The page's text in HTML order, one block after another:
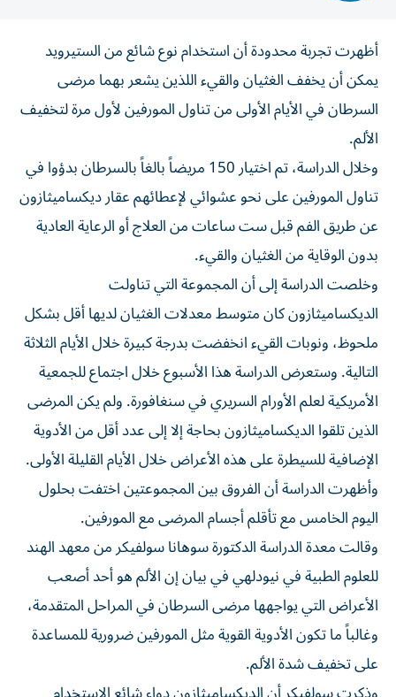
أظهرت تجربة محدودة أن استخدام نوع شائع من الستيرويد
يمكن أن يخفف الغثيان والقيء ‌اللذين يشعر بهما مرضى
السرطان في الأيام الأولى من ​تناول ⁠المورفين لأول مرة لتخفيف
الألم.
وخلال الدراسة، ‌تم اختيار 150 ‌مريضاً بالغاً بالسرطان بدؤوا في
تناول المورفين على نحو عشوائي لإعطائهم عقار ديكساميثازون
عن طريق الفم قبل ‌ست ساعات من العلاج أو الرعاية العادية
بدون ⁠الوقاية من الغثيان والقيء.
وخلصت الدراسة إلى أن المجموعة التي تناولت
الديكساميثازون كان متوسط معدلات الغثيان لديها أقل بشكل
ملحوظ، ونوبات القيء انخفضت بدرجة كبيرة خلال الأيام الثلاثة
التالية. وستعرض الدراسة هذا الأسبوع خلال ​اجتماع للجمعية
الأمريكية لعلم الأورام السريري في سنغافورة. ولم يكن ‌المرضى
الذين تلقوا الديكساميثازون بحاجة إلا إلى عدد أقل من الأدوية
الإضافية للسيطرة على هذه الأعراض خلال ⁠الأيام القليلة الأولى.
وأظهرت الدراسة أن الفروق بين المجموعتين اختفت بحلول
اليوم الخامس مع تأقلم أجسام المرضى مع المورفين.
وقالت ​معدة الدراسة ‌الدكتورة سوهانا سولفيكر من معهد الهند
للعلوم ‌الطبية في نيودلهي في بيان إن الألم هو أحد أصعب
الأعراض التي يواجهها مرضى السرطان في المراحل ‌المتقدمة،
وغالباً ما ‌تكون الأدوية القوية مثل ⁠المورفين ضرورية للمساعدة
على تخفيف شدة ‌الألم.